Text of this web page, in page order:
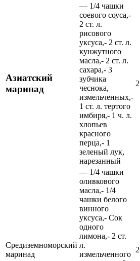
Азиатский
маринад
— 1/4 чашки
соевого соуса,-
2 ст. л.
рисового
уксуса,- 2 ст. л.
кунжутного
масла,- 2 ст. л.
сахара,- 3
зубчика
чеснока,
измельченных,-
1 ст. л. тертого
имбиря,- 1 ч. л.
хлопьев
красного
перца,- 1
зеленый лук,
нарезанный
Средиземноморский
маринад
— 1/4 чашки
оливкового
масла,- 1/4
чашки белого
винного
уксуса,- Сок
одного
лимона,- 2 ст.
л.
измельченного